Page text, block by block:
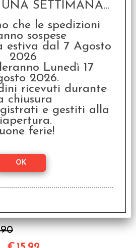
Ciclo dei Soli
1 - Scontro sulla
Absalom
€15,92
Dodici
SETTIMANA...
che le spedizioni
sospese
estiva dal 7 Agosto
2026
Lunedì 17
2026.
ricevuti durante
chiusura
e gestiti alla
ferie!